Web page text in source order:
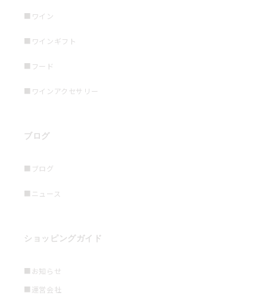
■ワイン
■ワインギフト
■フード
■ワインアクセサリー
ブログ
■ブログ
■ニュース
ショッピングガイド
■お知らせ
■運営会社